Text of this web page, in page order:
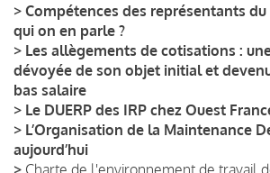
> Compétences des représentants
qui on en parle ?
> Les allègements de cotisations :
dévoyée de son objet initial et
bas salaire
> Le DUERP des IRP chez Ouest
> L’Organisation de la Maintenance
aujourd’hui
> Charte de l'environnement de travail